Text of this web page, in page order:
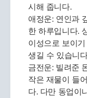
시해 줍니다.
애정운: 연인과
한 하루입니다.
이성으로 보이
생길 수 있습니
금전운: 빌려준
작은 재물이 들
다. 다만 동업이